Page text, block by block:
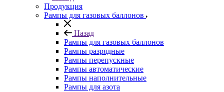
Продукция
Рампы для газовых баллонов
Назад
Рампы для газовых баллонов
Рампы разрядные
Рампы перепускные
Рампы автоматические
Рампы наполнительные
Рампы для азота